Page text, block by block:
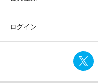
ログイン